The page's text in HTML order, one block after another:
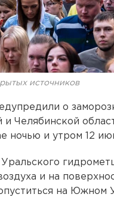
источников
о
Челябинской
ночью и утром 12
Уральского
и на
на Южном